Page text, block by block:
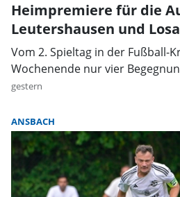
Heimpremiere für die
Leutershausen und
Vom 2. Spieltag in der Fußball-
Wochenende nur vier
gestern
ANSBACH